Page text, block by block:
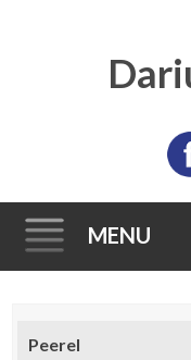
MENU
Peerel